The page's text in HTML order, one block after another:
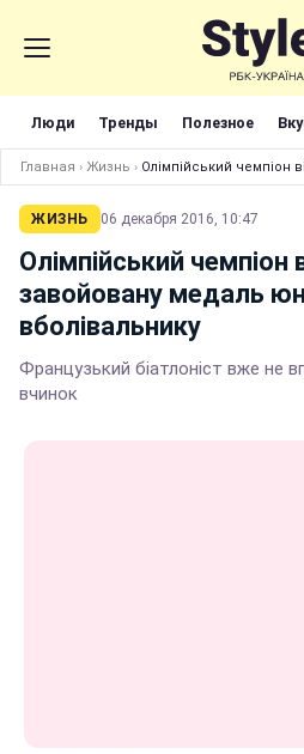
Люди Тренды Полезное
Главная › Жизнь › Олімпійський чемпіон
ЖИЗНЬ 06 декабря 2016, 10:47
Олімпійський чемпіон
завойовану медаль
вболівальнику
Французький біатлоніст вже не
вчинок